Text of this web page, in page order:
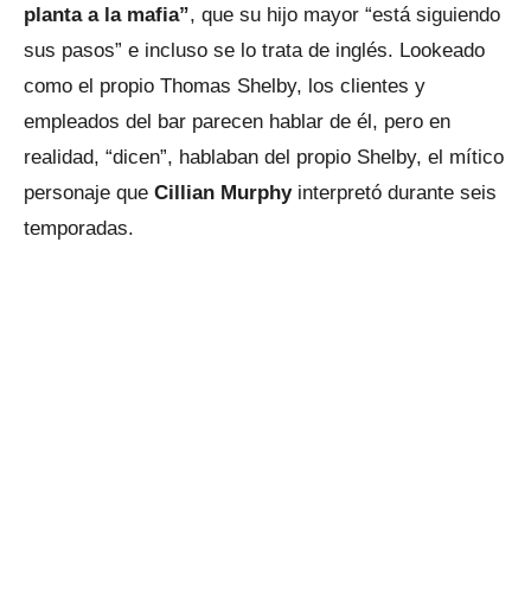
planta a la mafia”, que su hijo mayor “está siguiendo
sus pasos” e incluso se lo trata de inglés. Lookeado
como el propio Thomas Shelby, los clientes y
empleados del bar parecen hablar de él, pero en
realidad, “dicen”, hablaban del propio Shelby, el mítico
personaje que Cillian Murphyinterpretó durante seis
temporadas.